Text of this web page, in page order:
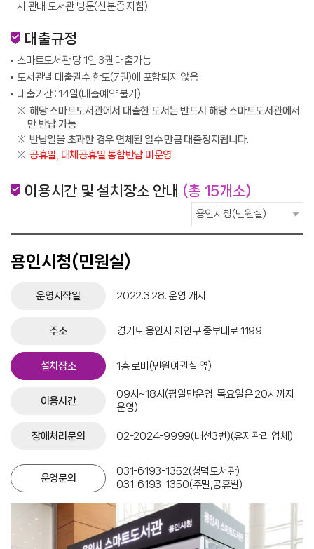
시 관내 도서관 방문(신분증 지참)
대출규정
스마트도서관 당 1인 3권 대출가능
도서관별 대출권수 한도(7권)에 포함되지 않음
대출기간 : 14일(대출예약 불가)
해당 스마트도서관에서 대출한 도서는 반드시 해당 스마트도서관에서
만 반납 가능
반납일을 초과한 경우 연체된 일수 만큼 대출정지됩니다.
공휴일, 대체공휴일 통합반납 미운영
이용시간 및 설치장소 안내 (총 15개소)
용인시청(민원실)
운영시작일 2022.3.28. 운영 개시
주소 경기도 용인시 처인구 중부대로 1199
설치장소 1층 로비(민원여권실 옆)
이용시간
09시~18시(평일만운영, 목요일은 20시까지
운영)
장애처리문의 02-2024-9999(내선3번)(유지관리 업체)
운영문의
031-6193-1352(청덕도서관)
031-6193-1350(주말,공휴일)